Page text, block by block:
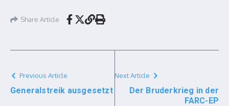
Share Article
Previous Article
Generalstreik ausgesetzt
Next Article
Der Bruderkrieg in der
FARC-EP